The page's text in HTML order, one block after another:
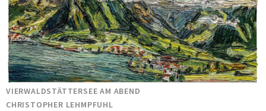
VIERWALDSTÄTTERSEE AM ABEND
CHRISTOPHER LEHMPFUHL